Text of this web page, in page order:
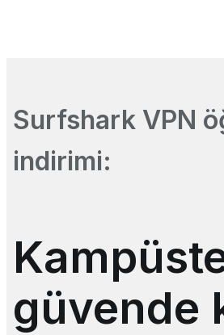
Surfshark VPN
indirimi:
güvende